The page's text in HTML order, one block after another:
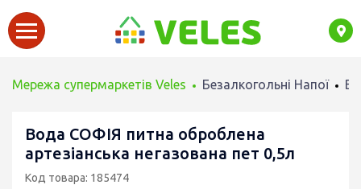
Мережа супермаркетів Veles Безалкогольні Напої
Вода СОФІЯ питна оброблена
артезіанська негазована пет 0,5л
Код товара: 185474